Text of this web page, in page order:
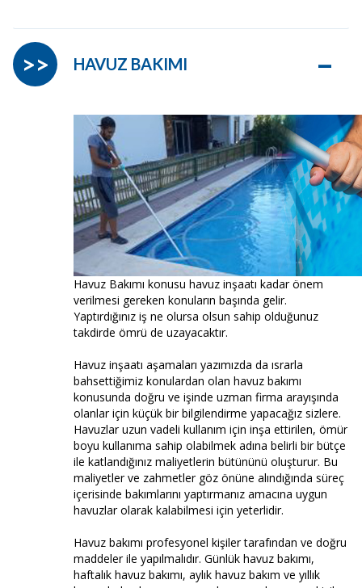
HAVUZ BAKIMI –
>>
Havuz Bakımı konusu havuz inşaatı kadar önem
verilmesi gereken konuların başında gelir.
Yaptırdığınız iş ne olursa olsun sahip olduğunuz
takdirde ömrü de uzayacaktır.
Havuz inşaatı aşamaları yazımızda da ısrarla
bahsettiğimiz konulardan olan havuz bakımı
konusunda doğru ve işinde uzman firma arayışında
olanlar için küçük bir bilgilendirme yapacağız sizlere.
Havuzlar uzun vadeli kullanım için inşa ettirilen, ömür
boyu kullanıma sahip olabilmek adına belirli bir bütçe
ile katlandığınız maliyetlerin bütününü oluşturur. Bu
maliyetler ve zahmetler göz önüne alındığında süreç
içerisinde bakımlarını yaptırmanız amacına uygun
havuzlar olarak kalabilmesi için yeterlidir.
Havuz bakımı profesyonel kişiler tarafından ve doğru
maddeler ile yapılmalıdır. Günlük havuz bakımı,
haftalık havuz bakımı, aylık havuz bakım ve yıllık